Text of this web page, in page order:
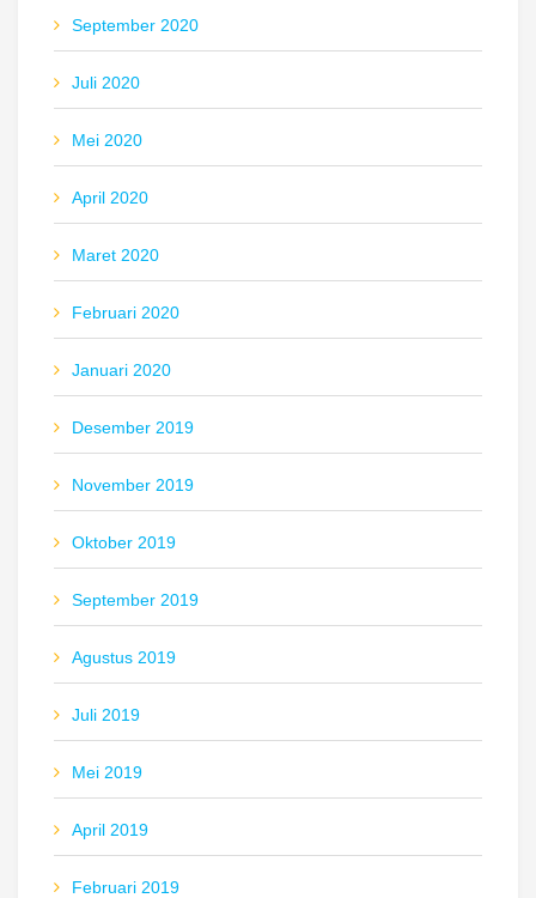
September 2020
Juli 2020
Mei 2020
April 2020
Maret 2020
Februari 2020
Januari 2020
Desember 2019
November 2019
Oktober 2019
September 2019
Agustus 2019
Juli 2019
Mei 2019
April 2019
Februari 2019